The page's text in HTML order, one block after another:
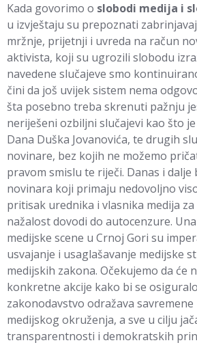
Kada govorimo o slobodi medija i
u izvještaju su prepoznati
mržnje, prijetnji i uvreda na račun
aktivista, koji su ugrozili slobodu
navedene slučajeve smo
čini da još uvijek sistem nema
šta posebno treba skrenuti pažnju
neriješeni ozbiljni slučajevi kao što
Dana Duška Jovanovića, te drugih
novinare, bez kojih ne možemo
pravom smislu te riječi. Danas i
novinara koji primaju nedovoljno
pritisak urednika i vlasnika medija
nažalost dovodi do autocenzure.
medijske scene u Crnoj Gori su
usvajanje i usaglašavanje medijske
medijskih zakona. Očekujemo da će
konkretne akcije kako bi se
zakonodavstvo odražava
medijskog okruženja, a sve u cilju
transparentnosti i demokratskih